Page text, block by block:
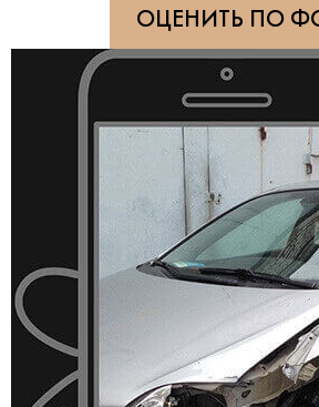
ОЦЕНИТЬ ПО